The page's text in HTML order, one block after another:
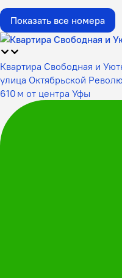
Показать все номера
Квартира Свободная и
улица Октябрьской
610 м от центра Уфы